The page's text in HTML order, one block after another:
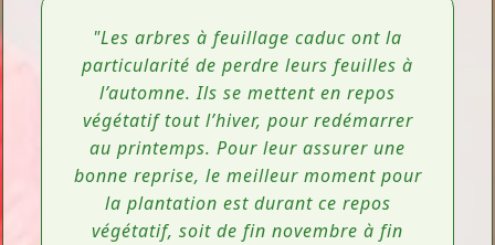
"Les arbres à feuillage caduc ont la
particularité de perdre leurs feuilles à
l’automne. Ils se mettent en repos
végétatif tout l’hiver, pour redémarrer
au printemps. Pour leur assurer une
bonne reprise, le meilleur moment pour
la plantation est durant ce repos
végétatif, soit de fin novembre à fin